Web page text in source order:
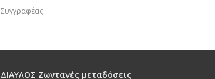
Συγγραφέας
ΔΙΑΥΛΟΣ Ζωντανές μεταδόσεις